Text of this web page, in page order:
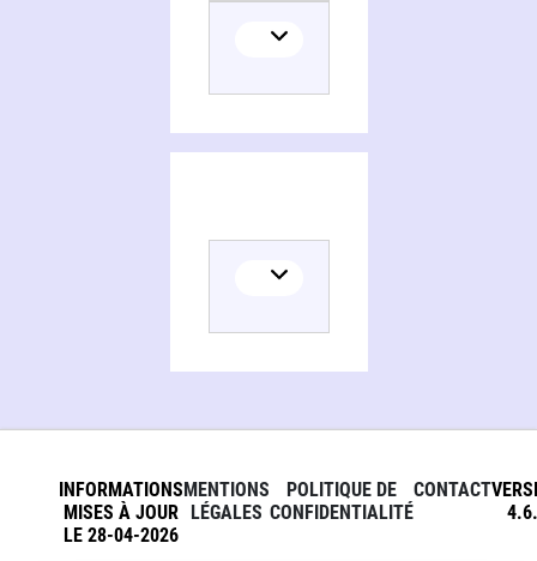
INFORMATIONS
MISES À JOUR
LE 28-04-2026
MENTIONS
LÉGALES
POLITIQUE DE
CONFIDENTIALITÉ
CONTACT